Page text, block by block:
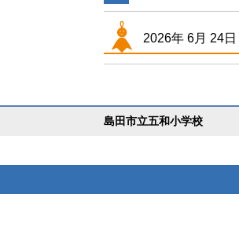
2026年 6月 24日
島田市立五和小学校